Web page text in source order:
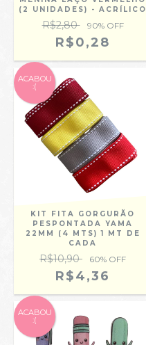
(2 UNIDADES) - ACRÍLICO
R$2,80 90% OFF
R$0,28
ACABOU
:(
KIT FITA GORGURÃO
PESPONTADA YAMA
22MM (4 MTS) 1 MT DE
CADA
R$10,90 60% OFF
R$4,36
ACABOU
:(